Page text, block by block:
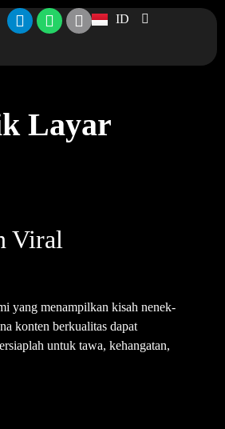
ID
Layar
Viral
yang menampilkan kisah nenek-
konten berkualitas dapat
untuk tawa, kehangatan,